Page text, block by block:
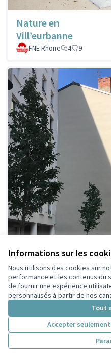
Informations sur les
Nous utilisons des cookies sur
performance et les contenus du
de fournir une expérience
personnalisés à partir de nos
Tout
Accepter
Nature en
Vill’eurbanne
FNE Rhone
4 9